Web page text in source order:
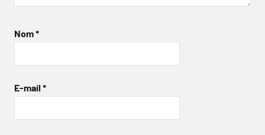
Nom*
E-mail *